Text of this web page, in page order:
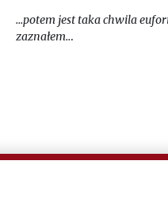
...potem jest taka chwila
zaznałem...